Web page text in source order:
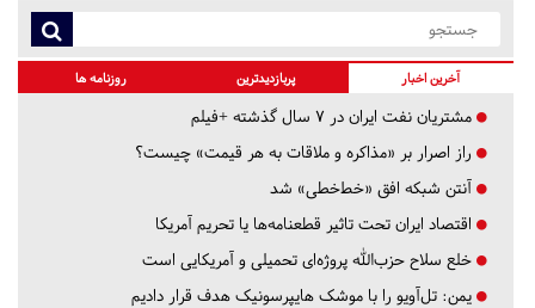
آخرین اخبار پربازدیدترین روزنامه ها
مشتریان نفت ایران در ۷ سال گذشته +فیلم
راز اصرار بر «مذاکره و ملاقات به هر قیمت» چیست؟
آنتن شبکه افق «خط‌خطی» شد
اقتصاد ایران تحت تاثیر قطعنامه‌ها یا تحریم‌ آمریکا
خلع سلاح حزب‌الله پروژه‌ای تحمیلی و آمریکایی است
یمن: تل‌آویو را با موشک هایپرسونیک هدف قرار دادیم